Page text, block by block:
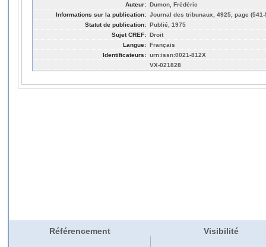
Auteur: Dumon, Frédéric
Informations sur la publication: Journal des tribunaux, 4925, page (541-
Statut de publication: Publié, 1975
Sujet CREF: Droit
Langue: Français
Identificateurs: urn:issn:0021-812X
VX-021828
Référencement Visibilité